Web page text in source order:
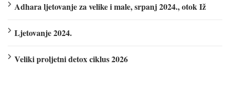
Adhara ljetovanje za velike i male, srpanj 2024., otok Iž
Ljetovanje 2024.
Veliki proljetni detox ciklus 2026